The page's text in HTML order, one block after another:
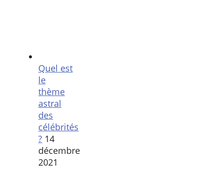
Quel est
le
thème
astral
des
célébrités
? 14
décembre
2021